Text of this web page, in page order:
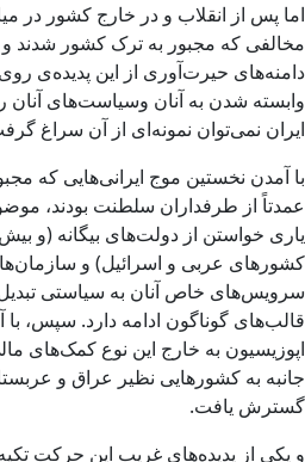
اما پس از انقلاب و در خارج کشور در
مخالفی که مجبور به ترک کشور شدند و
دامنه‌های حیرت‌آوری از این پدیده‌ی
وابسته شدن به آنان وسیاست‌های آنان
ایران نمی‌توان نمونه‌ای از آن سراغ
با آمدن نخستین موج ایرانی‌هایی که
عمدتاً از طرفداران سلطنت بودند،
یاری خواستن از دولت‌های بیگانه (و
کشورهای عربی و اسرائیل) و
سرویس‌های خاص آنان به سیاستی تبدیل
قالب‌های گوناگون ادامه دارد. سپس، با
اپوزیسیون به خارج این نوع کمک‌های
جانبه به کشورهایی نظیر عراق و
گسترش یافت.
و یکی از پدیده‌های غریب این حرکتِ